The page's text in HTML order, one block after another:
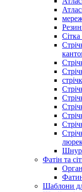
Сітка
Фатін та
Шаблони